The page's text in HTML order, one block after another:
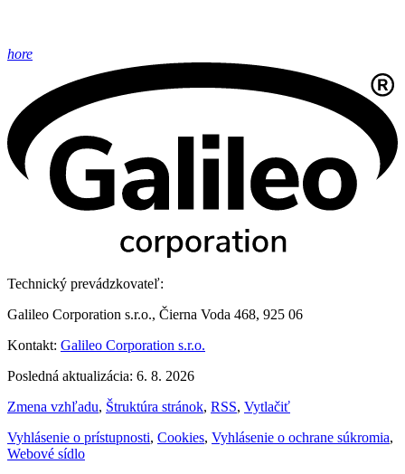
hore
Technický prevádzkovateľ:
Galileo Corporation s.r.o., Čierna Voda 468, 925 06
Kontakt: Galileo Corporation s.r.o.
Posledná aktualizácia: 6. 8. 2026
Zmena vzhľadu, Štruktúra stránok, RSS, Vytlačiť
Vyhlásenie o prístupnosti, Cookies, Vyhlásenie o ochrane súkromia,
Webové sídlo